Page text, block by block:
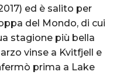
ed è salito per
del Mondo, di cui
stagione più bella
vinse a Kvitfjell e
prima a Lake